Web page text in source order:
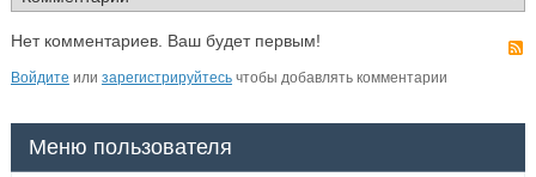
Нет комментариев. Ваш будет первым!
Войдите или зарегистрируйтесьчтобы добавлять комментарии
Меню пользователя